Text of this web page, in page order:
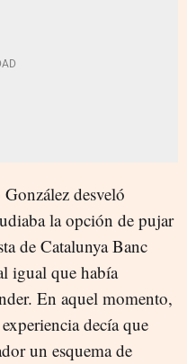
desveló
la opción de pujar
de Catalunya Banc
igual que había
En aquel momento,
decía que
un esquema de